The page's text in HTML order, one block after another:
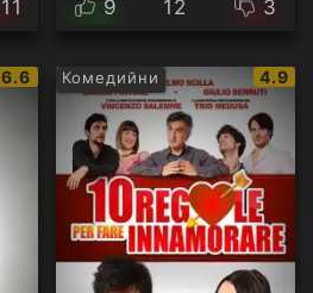
11 9 12 3
IMDb
рейтинг:
6.6 Комедийни
IMDb
4.9